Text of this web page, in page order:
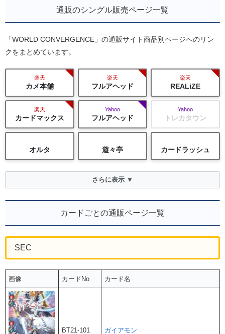
通販のシングル販売ページ一覧
「WORLD CONVERGENCE」の通販サイト商品別ページへのリン
クをまとめています。
楽天
カメ本舗
楽天
フルアヘッド
楽天
REALiZE
楽天
カードマックス
Yahoo
フルアヘッド
Yahoo
トレカタウン
オルタ 遊々亭 カードラッシュ
さらに表示 ▼
カードごとの通販ページ一覧
SEC
画像 カードNo カード名
BT21-101 ガイアモン